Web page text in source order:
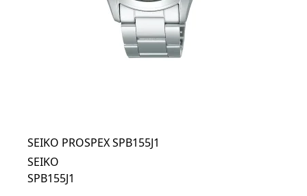
SEIKO PROSPEX SPB155J1
SEIKO
SPB155J1